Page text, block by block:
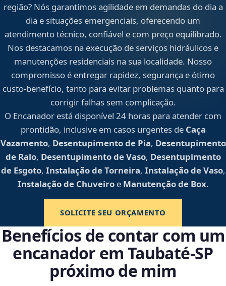
região? Nós garantimos agilidade em demandas do dia a
dia e situações emergenciais, oferecendo um
atendimento técnico, confiável e com preço equilibrado.
Nos destacamos na execução de serviços hidráulicos e
manutenções residenciais na sua localidade. Nosso
compromisso é entregar rapidez, segurança e ótimo
custo-benefício, tanto para evitar problemas quanto para
corrigir falhas sem complicação.
O Encanador está disponível 24 horas para atender com
prontidão, inclusive em casos urgentes de Caça
Vazamento, Desentupimento de Pia, Desentupimento
de Ralo, Desentupimento de Vaso, Desentupimento
de Esgoto, Instalação de Torneira, Instalação de Vaso,
Instalação de Chuveiroe Manutenção de Box.
SOLICITE SEU ORÇAMENTO
Benefícios de contar com um
encanador em Taubaté‑SP
próximo de mim